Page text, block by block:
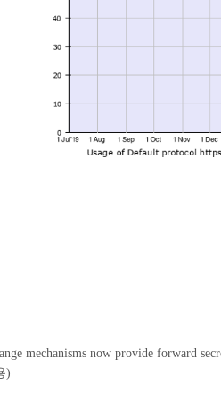
mechanisms now provide forward
)